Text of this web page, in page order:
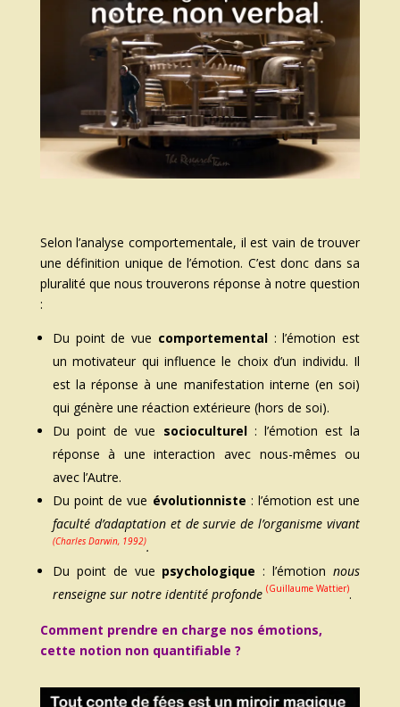
Selon l’analyse comportementale, il est vain de trouver
une définition unique de l’émotion. C’est donc dans sa
pluralité que nous trouverons réponse à notre question
:
Du point de vue comportemental: l’émotion est
un motivateur qui influence le choix d’un individu. Il
est la réponse à une manifestation interne (en soi)
qui génère une réaction extérieure (hors de soi).
Du point de vue socioculturel: l’émotion est la
réponse à une interaction avec nous-mêmes ou
avec l’Autre.
Du point de vue évolutionniste : l’émotion est une
faculté d’adaptation et de survie de l’organisme vivant
(Charles Darwin, 1992).
Du point de vue psychologique : l’émotionnous
renseigne sur notre identité profonde (Guillaume Wattier).
Comment prendre en charge nos émotions,
cette notion non quantifiable ?